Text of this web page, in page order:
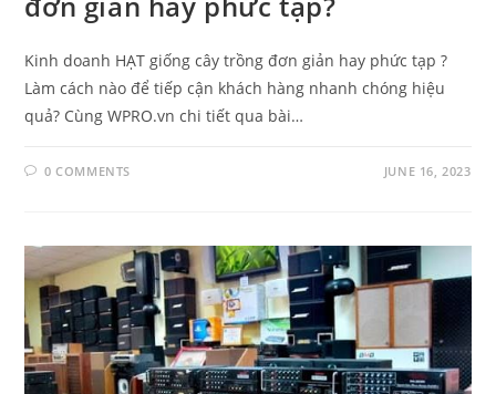
Kinh doanh HẠT giống cây trồng đơn giản hay phức tạp ?
Làm cách nào để tiếp cận khách hàng nhanh chóng hiệu
quả? Cùng WPRO.vn chi tiết qua bài…
0 COMMENTS JUNE 16, 2023